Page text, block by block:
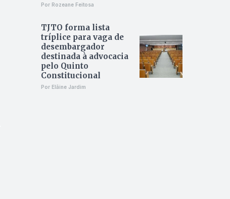
Por Rozeane Feitosa
TJTO forma lista
tríplice para vaga de
desembargador
destinada à advocacia
pelo Quinto
Constitucional
Por Elâine Jardim